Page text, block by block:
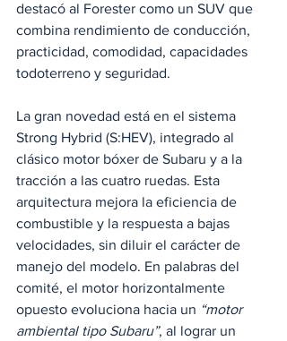
destacó al Forester como un SUV que
combina rendimiento de conducción,
practicidad, comodidad, capacidades
todoterreno y seguridad.
La gran novedad está en el sistema
Strong Hybrid (S:HEV), integrado al
clásico motor bóxer de Subaru y a la
tracción a las cuatro ruedas. Esta
arquitectura mejora la eficiencia de
combustible y la respuesta a bajas
velocidades, sin diluir el carácter de
manejo del modelo. En palabras del
comité, el motor horizontalmente
opuesto evoluciona hacia un “motor
ambiental tipo Subaru”, al lograr un